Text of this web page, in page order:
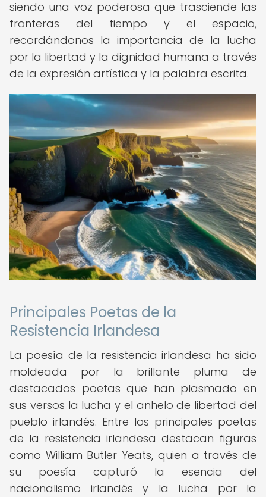
siendo una voz poderosa que trasciende las
fronteras del tiempo y el espacio,
recordándonos la importancia de la lucha
por la libertad y la dignidad humana a través
de la expresión artística y la palabra escrita.
Principales Poetas de la
Resistencia Irlandesa
La poesía de la resistencia irlandesa ha sido
moldeada por la brillante pluma de
destacados poetas que han plasmado en
sus versos la lucha y el anhelo de libertad del
pueblo irlandés. Entre los principales poetas
de la resistencia irlandesa destacan figuras
como William Butler Yeats, quien a través de
su poesía capturó la esencia del
nacionalismo irlandés y la lucha por la